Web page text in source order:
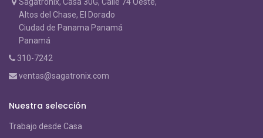
Altos del Chase, El Dorado
Ciudad de Panama Panamá
Panamá
310-7242
ventas@sagatronix.com
Nuestra selección
Trabajo desde Casa